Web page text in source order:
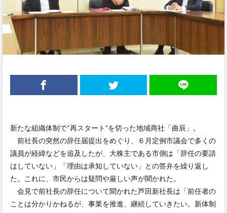
新たな組織体制で“再スタート”を切った地域商社「曲辰」。
前社長の突然の辞任届提出をめぐり、６月定例市議会で多くの
議員が経緯などを追及したが、大株主である市側は「辞任の要請
はしていない」「理由は承知していない」との答弁を繰り返し
た。これに、市民からは疑問や厳しい声が聞かれた。
会見で前社長の辞任について聞かれた芦田新社長は「前任者の
ことは分かりかねるが、事業を推進、継続していきたい。新体制